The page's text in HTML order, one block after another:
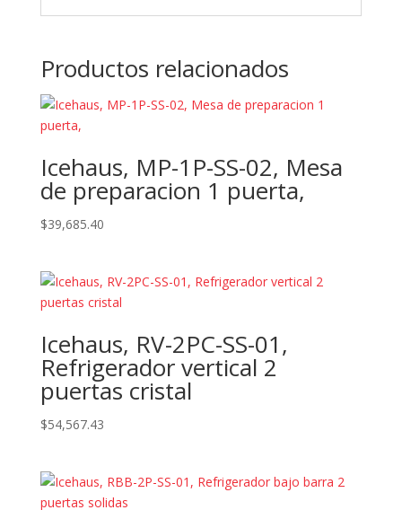
Productos relacionados
Icehaus, MP-1P-SS-02, Mesa
de preparacion 1 puerta,
$39,685.40
Icehaus, RV-2PC-SS-01,
Refrigerador vertical 2
puertas cristal
$54,567.43